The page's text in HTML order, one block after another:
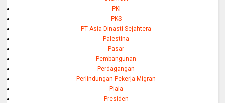
PKI
PKS
PT Asia Dinasti Sejahtera
Palestina
Pasar
Pembangunan
Perdagangan
Perlindungan Pekerja Migran
Piala
Presiden